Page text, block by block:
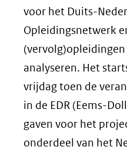
voor het Duits-
Opleidingsnetwerk
analyseren. Het
vrijdag toen de
in de EDR (Eems-
gaven voor het
onderdeel van het